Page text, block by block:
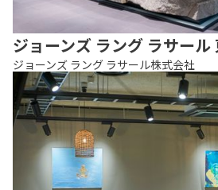
ジョーンズ ラング ラサール
ジョーンズ ラング ラサール株式会社